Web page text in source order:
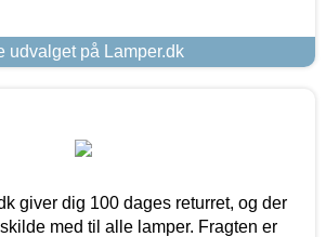
udvalget på Lamper.dk
giver dig 100 dages returret, og der
med til alle lamper. Fragten er